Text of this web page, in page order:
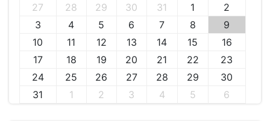
27
28 29 30 31 1
2
3
4 5 6 7 8
9
10
11 12 13 14 15
16
17
18 19 20 21 22
23
24
25 26 27 28 29
30
31
1 2 3 4 5 6